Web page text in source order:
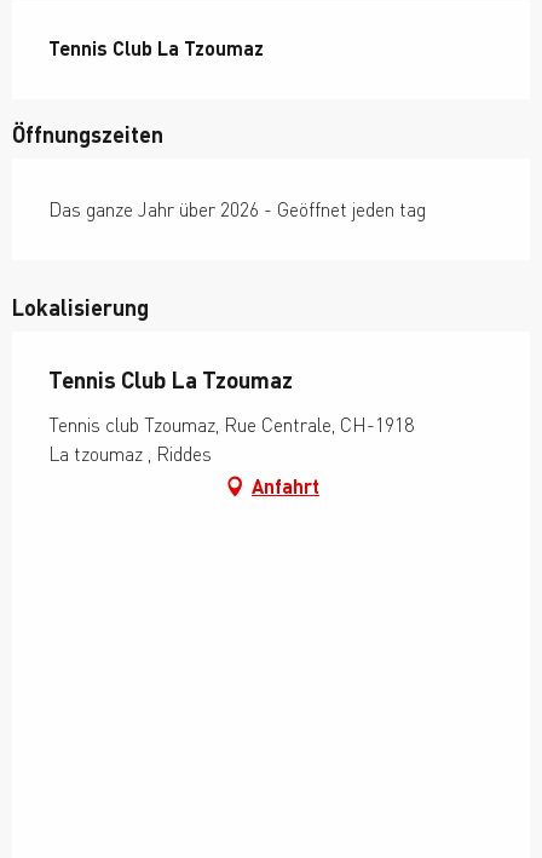
Tennis Club La Tzoumaz
Öffnungszeiten
Das ganze Jahr über 2026 - Geöffnet jeden tag
Lokalisierung
Tennis Club La Tzoumaz
Tennis club Tzoumaz, Rue Centrale, CH-1918
La tzoumaz , Riddes
Anfahrt